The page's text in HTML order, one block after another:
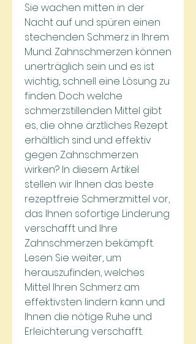
Sie wachen mitten in der
Nacht auf und spüren einen
stechenden Schmerz in Ihrem
Mund. Zahnschmerzen können
unerträglich sein und es ist
wichtig, schnell eine Lösung zu
finden. Doch welche
schmerzstillenden Mittel gibt
es, die ohne ärztliches Rezept
erhältlich sind und effektiv
gegen Zahnschmerzen
wirken? In diesem Artikel
stellen wir Ihnen das beste
rezeptfreie Schmerzmittel vor,
das Ihnen sofortige Linderung
verschafft und Ihre
Zahnschmerzen bekämpft.
Lesen Sie weiter, um
herauszufinden, welches
Mittel Ihren Schmerz am
effektivsten lindern kann und
Ihnen die nötige Ruhe und
Erleichterung verschafft.